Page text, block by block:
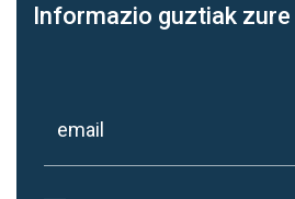
Informazio guztiak zure